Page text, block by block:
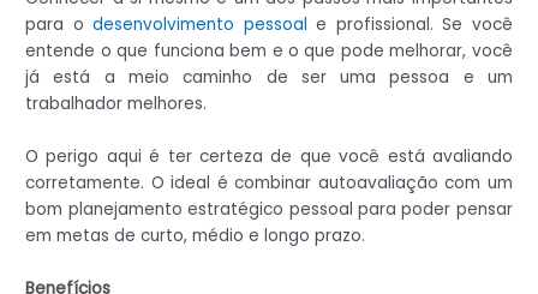
para odesenvolvimento pessoal e profissional. Se você
entende o que funciona bem e o que pode melhorar, você
já está a meio caminho de ser uma pessoa e um
trabalhador melhores.
O perigo aqui é ter certeza de que você está avaliando
corretamente. O ideal é combinar autoavaliação com um
bom planejamento estratégico pessoal para poder pensar
em metas de curto, médio e longo prazo.
Benefícios